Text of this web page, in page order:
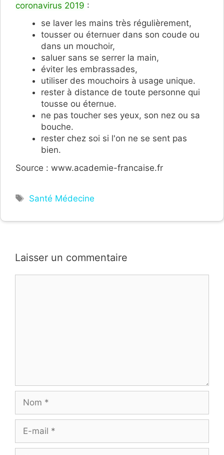
coronavirus 2019 :
se laver les mains très régulièrement,
tousser ou éternuer dans son coude ou
dans un mouchoir,
saluer sans se serrer la main,
éviter les embrassades,
utiliser des mouchoirs à usage unique.
rester à distance de toute personne qui
tousse ou éternue.
ne pas toucher ses yeux, son nez ou sa
bouche.
rester chez soi si l'on ne se sent pas
bien.
Source : www.academie-francaise.fr
Étiquettes
Santé Médecine
Laisser un commentaire
mail